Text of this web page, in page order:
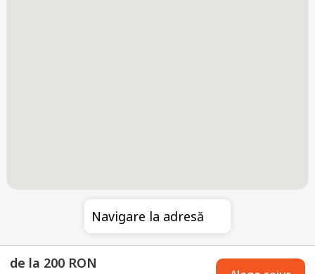
Navigare la adresă
de la 200 RON